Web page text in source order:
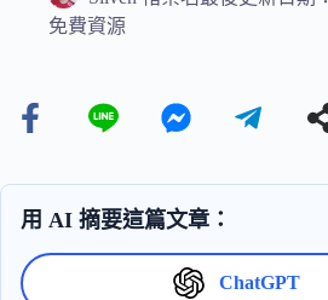
免費資源
用 AI 摘要這篇文章：
ChatGPT